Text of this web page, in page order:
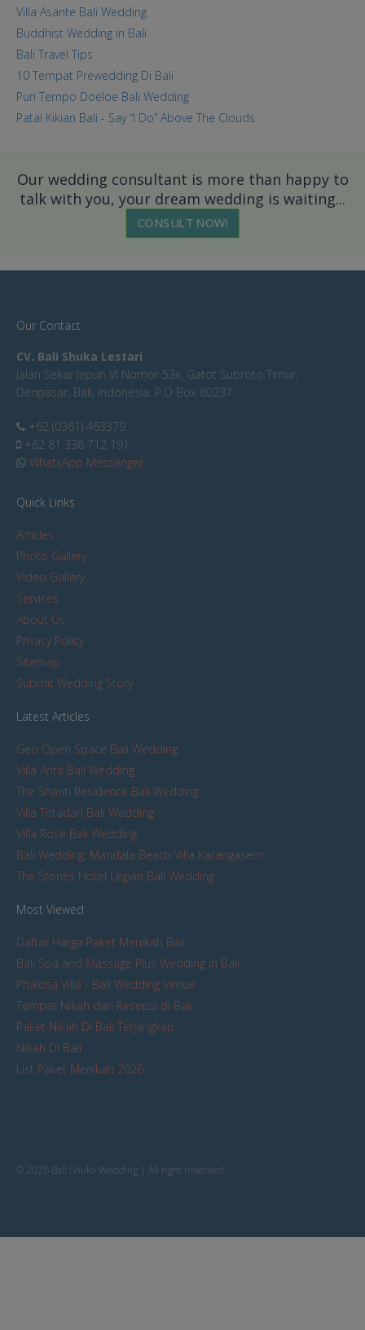
Villa Asante Bali Wedding
Buddhist Wedding in Bali
Bali Travel Tips
10 Tempat Prewedding Di Bali
Puri Tempo Doeloe Bali Wedding
Patal Kikian Bali - Say “I Do” Above The Clouds
Our wedding consultant is more than happy to
talk with you, your dream wedding is waiting...
CONSULT NOW!
Our Contact
CV. Bali Shuka Lestari
Jalan Sekar Jepun VI Nomor 53x, Gatot Subroto Timur,
Denpasar, Bali, Indonesia. P.O Box 80237
+62 (0361) 463379
+62 81 338 712 191
WhatsApp Messenger
Quick Links
Articles
Photo Gallery
Video Gallery
Services
About Us
Privacy Policy
Sitemap
Submit Wedding Story
Latest Articles
Geo Open Space Bali Wedding
Villa Arita Bali Wedding
The Shanti Residence Bali Wedding
Villa Tirtadari Bali Wedding
Villa Rose Bali Wedding
Bali Wedding: Mandala Beach Villa Karangasem
The Stones Hotel Legian Bali Wedding
Most Viewed
Daftar Harga Paket Menikah Bali
Bali Spa and Massage Plus Wedding in Bali
Phalosa Villa - Bali Wedding Venue
Tempat Nikah dan Resepsi di Bali
Paket Nikah Di Bali Terjangkau
Nikah Di Bali
List Paket Menikah 2026
© 2026 Bali Shuka Wedding | All right reserved.